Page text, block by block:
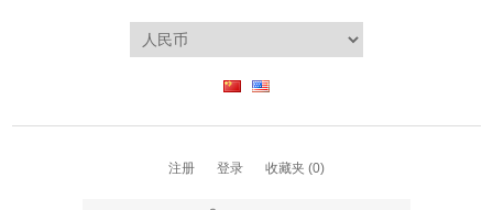
注册 登录 收藏夹 (0)